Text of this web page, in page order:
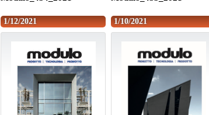
1/12/2021 1/10/2021